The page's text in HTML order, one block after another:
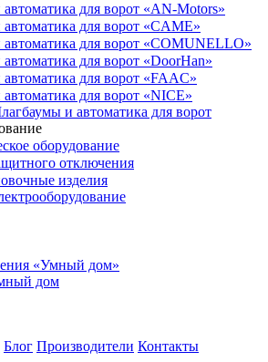
для ворот «AN-Motors»
для ворот «CAME»
для ворот «COMUNELLO»
для ворот «DoorHan»
для ворот «FAAC»
для ворот «NICE»
и автоматика для ворот
оборудование
отключения
изделия
«Умный дом»
дом
Блог Производители Контакты